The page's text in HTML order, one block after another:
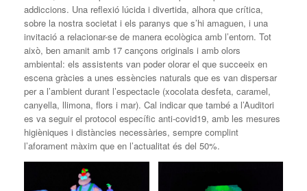
addiccions. Una reflexió lúcida i divertida, alhora que crítica,
sobre la nostra societat i els paranys que s’hi amaguen, i una
invitació a relacionar-se de manera ecològica amb l’entorn. Tot
això, ben amanit amb 17 cançons originals i amb olors
ambiental: els assistents van poder olorar el que succeeix en
escena gràcies a unes essències naturals que es van dispersar
per a l’ambient durant l’espectacle (xocolata desfeta, caramel,
canyella, llimona, flors i mar). Cal indicar que també a l’Auditori
es va seguir el protocol específic anti-covid19, amb les mesures
higièniques i distàncies necessàries, sempre complint
l’aforament màxim que en l’actualitat és del 50%.